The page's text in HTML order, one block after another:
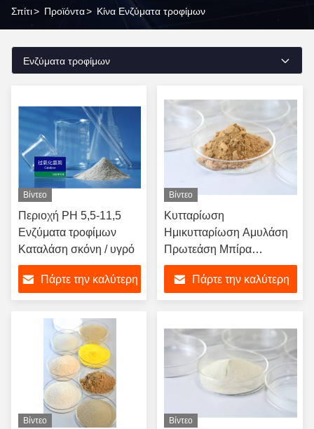
Σπίτι> Προϊόντα> Κίνα Ενζύματα τροφίμων
Ενζύματα τροφίμων
Βίντεο
Περιοχή PH 5,5-11,5
Ενζύματα τροφίμων
Καταλάση σκόνη / υγρό
Πάρτε την καλύτερη
Βίντεο
Κυτταρίωση
Ημικυτταρίωση Αμυλάση
Πρωτεάση Μπίρα
Ενζύματα Ζυθοποιία
Πάρτε την καλύτερη
Βίντεο Βίντεο